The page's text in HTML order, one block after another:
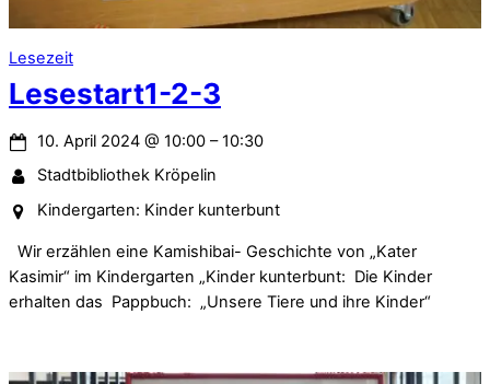
Lesezeit
Lesestart1-2-3
10. April 2024 @10:00 –10:30
Stadtbibliothek Kröpelin
Kindergarten: Kinder kunterbunt
Wir erzählen eine Kamishibai- Geschichte von „Kater
Kasimir“ im Kindergarten „Kinder kunterbunt: Die Kinder
erhalten das Pappbuch: „Unsere Tiere und ihre Kinder“